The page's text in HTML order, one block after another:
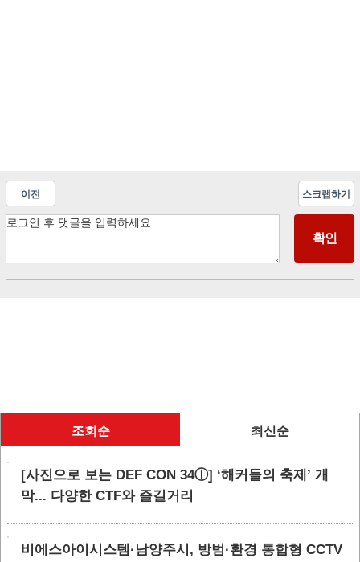
이전 스크랩하기
조회순 최신순
[사진으로 보는 DEF CON 34ⓛ] ‘해커들의 축제’ 개
막... 다양한 CTF와 즐길거리
비에스아이시스템·남양주시, 방범·환경 통합형 CCTV